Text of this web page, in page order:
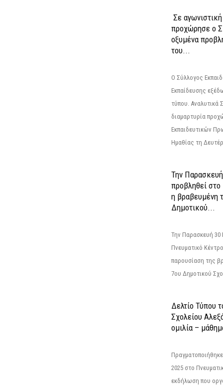
Σε
προχώρησε ο
οξυμένα
του...
Ο Σύλλογος
Εκπαίδευσης
τύπου. Αναλυτικά
διαμαρτυρία
Εκπαιδευτικών
Ημαθίας τη
Την
προβληθεί
η βραβευμένη
Δημοτικού...
Την Παρασκευή 30
Πνευματικό
παρουσίαση της
7ου Δημοτικού
Δελτίο Τύπου
Σχολείου
ομιλία –
2025 στο
εκδήλωση που